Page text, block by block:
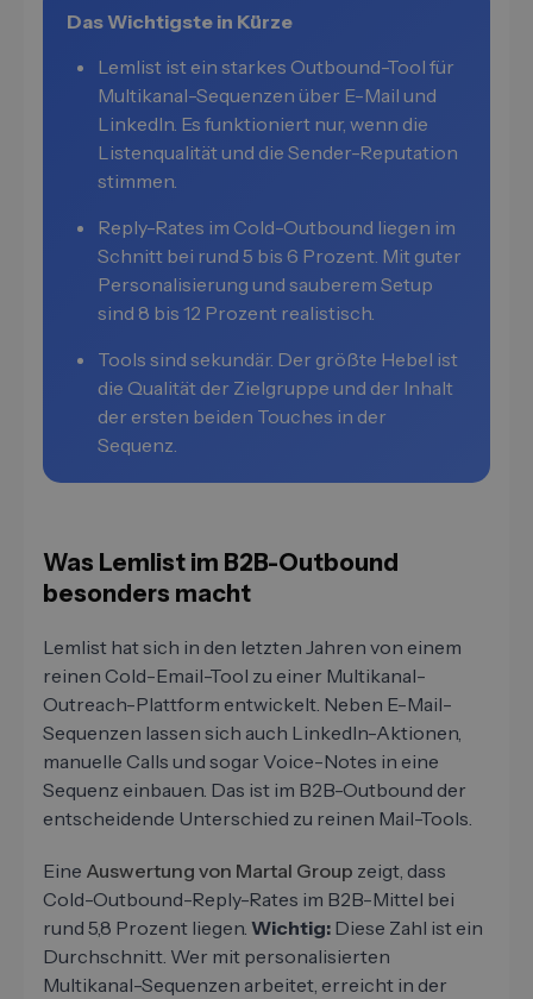
Das Wichtigste in Kürze
Lemlist ist ein starkes Outbound-Tool für
Multikanal-Sequenzen über E-Mail und
LinkedIn. Es funktioniert nur, wenn die
Listenqualität und die Sender-Reputation
stimmen.
Reply-Rates im Cold-Outbound liegen im
Schnitt bei rund 5 bis 6 Prozent. Mit guter
Personalisierung und sauberem Setup
sind 8 bis 12 Prozent realistisch.
Tools sind sekundär. Der größte Hebel ist
die Qualität der Zielgruppe und der Inhalt
der ersten beiden Touches in der
Sequenz.
Was Lemlist im B2B-Outbound
besonders macht
Lemlist hat sich in den letzten Jahren von einem
reinen Cold-Email-Tool zu einer Multikanal-
Outreach-Plattform entwickelt. Neben E-Mail-
Sequenzen lassen sich auch LinkedIn-Aktionen,
manuelle Calls und sogar Voice-Notes in eine
Sequenz einbauen. Das ist im B2B-Outbound der
entscheidende Unterschied zu reinen Mail-Tools.
Eine Auswertung von Martal Group zeigt, dass
Cold-Outbound-Reply-Rates im B2B-Mittel bei
rund 5,8 Prozent liegen. Wichtig: Diese Zahl ist ein
Durchschnitt. Wer mit personalisierten
Multikanal-Sequenzen arbeitet, erreicht in der